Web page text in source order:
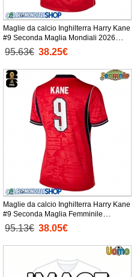
Maglie da calcio Inghilterra Harry Kane
#9 Seconda Maglia Mondiali 2026
Manica Corta
95.63€ 38.25€
Maglie da calcio Inghilterra Harry Kane
#9 Seconda Maglia Femminile
Mondiali 2026 Manica Corta
95.13€ 38.05€